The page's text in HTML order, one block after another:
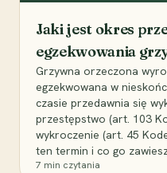
Jaki jest okres
egzekwowania
Grzywna orzeczona
egzekwowana w
czasie przedawnia się
przestępstwo (art. 103
wykroczenie (art. 45
ten termin i co go
7 min czytania